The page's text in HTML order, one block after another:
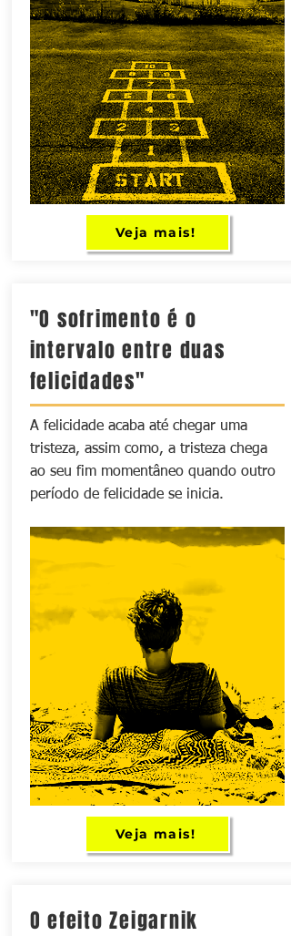
Veja mais!
​"O sofrimento é o
intervalo entre duas
felicidades"
A felicidade acaba até chegar uma
tristeza, assim como, a tristeza chega
ao seu fim momentâneo quando outro
período de felicidade se inicia.
Veja mais!
O efeito Zeigarnik